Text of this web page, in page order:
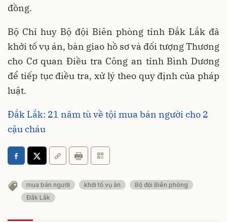
đồng.
Bộ Chỉ huy Bộ đội Biên phòng tỉnh Đắk Lắk đã
khởi tố vụ án, bàn giao hồ sơ và đối tượng Thương
cho Cơ quan Điều tra Công an tỉnh Bình Dương
để tiếp tục điều tra, xử lý theo quy định của pháp
luật.
Đắk Lắk: 21 năm tù về tội mua bán người cho 2
cậu cháu
mua bán người khởi tố vụ án
Bộ đội Biên phòng
Đắk Lắk